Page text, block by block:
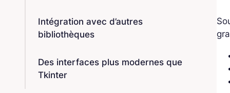
Intégration avec d’autres
bibliothèques
Des interfaces plus modernes que
Tkinter